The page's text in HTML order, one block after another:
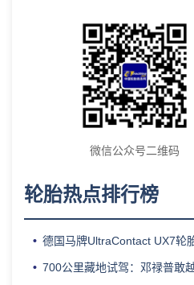
微信公众号二维码
轮胎热点排行榜
德国马牌UltraContact UX7轮胎型号档案：产品定位、核心技术、适用车
700公里藏地试驾：邓禄普敢越客R/T 01 能否兼顾城